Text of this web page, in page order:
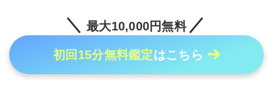
最大10,000円無料
初回15分無料鑑定はこちら